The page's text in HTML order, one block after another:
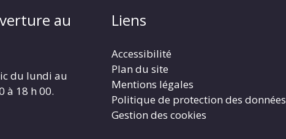
au
du lundi au
à 18 h 00.
Liens
Accessibilité
Plan du site
Mentions légales
Politique de protection des données
Gestion des cookies